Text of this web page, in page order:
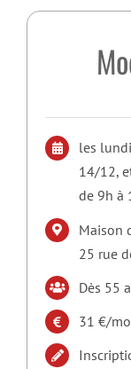
les
14/12,
de 9h à
Maison
25 rue
Dès 55
31 €/